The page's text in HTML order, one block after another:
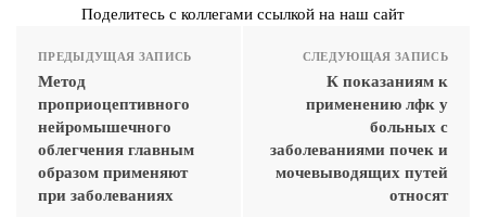
Поделитесь с коллегами ссылкой на наш сайт
ПРЕДЫДУЩАЯ ЗАПИСЬ
Метод
проприоцептивного
нейромышечного
облегчения главным
образом применяют
при заболеваниях
СЛЕДУЮЩАЯ ЗАПИСЬ
К показаниям к
применению лфк у
больных с
заболеваниями почек и
мочевыводящих путей
относят